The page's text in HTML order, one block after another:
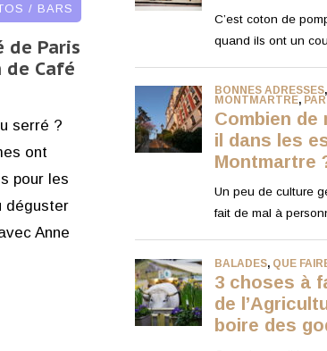
/ BARS
de Paris
de Café
serré ?
ont
pour les
déguster
Anne